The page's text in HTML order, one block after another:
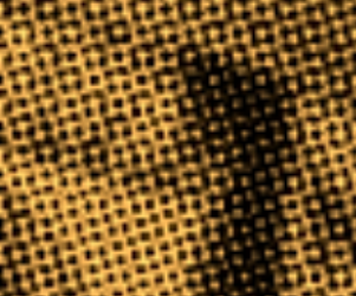
criminal en el país se han aprobado
suficiente para afrontar la crisis de seguridad. Lo
gestión pública y honestidad para